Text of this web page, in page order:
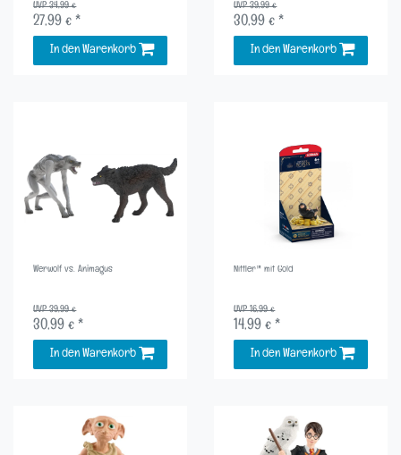
UVP 34,99 €
27,99 € *
In den Warenkorb
UVP 39,99 €
30,99 € *
In den Warenkorb
Werwolf vs. Animagus
UVP 39,99 €
30,99 € *
In den Warenkorb
Niffler™ mit Gold
UVP 16,99 €
14,99 € *
In den Warenkorb